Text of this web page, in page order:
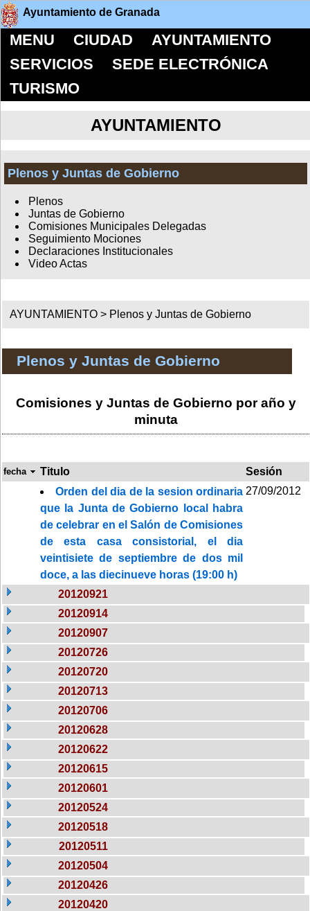
Ayuntamiento de Granada
MENU CIUDAD
AYUNTAMIENTO
SERVICIOS
SEDE ELECTRÓNICA
TURISMO
AYUNTAMIENTO
Plenos y Juntas de Gobierno
Plenos
Juntas de Gobierno
Comisiones Municipales Delegadas
Seguimiento Mociones
Declaraciones Institucionales
Video Actas
AYUNTAMIENTO > Plenos y Juntas de Gobierno
Plenos y Juntas de Gobierno
Comisiones y Juntas de Gobierno por año y
minuta
fecha Titulo
Sesión
Orden del dia de la sesion ordinaria
que la Junta de Gobierno local habra
de celebrar en el Salón de Comisiones
de esta casa consistorial, el dia
veintisiete de septiembre de dos mil
doce, a las diecinueve horas (19:00 h)
27/09/2012
20120921
20120914
20120907
20120726
20120720
20120713
20120706
20120628
20120622
20120615
20120601
20120524
20120518
20120511
20120504
20120426
20120420